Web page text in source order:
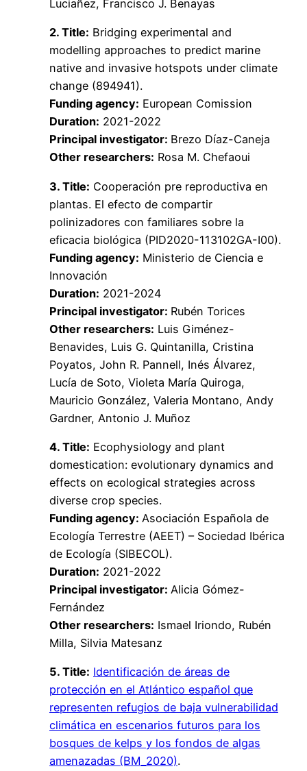
Luciañez, Francisco J. Benayas
2. Title: Bridging experimental and
modelling approaches to predict marine
native and invasive hotspots under climate
change (894941).
Funding agency: European Comission
Duration: 2021-2022
Principal investigator: Brezo Díaz-Caneja
Other researchers: Rosa M. Chefaoui
3. Title: Cooperación pre reproductiva en
plantas. El efecto de compartir
polinizadores con familiares sobre la
eficacia biológica (PID2020-113102GA-I00).
Funding agency: Ministerio de Ciencia e
Innovación
Duration: 2021-2024
Principal investigator: Rubén Torices
Other researchers: Luis Giménez-
Benavides, Luis G. Quintanilla, Cristina
Poyatos, John R. Pannell, Inés Álvarez,
Lucía de Soto, Violeta María Quiroga,
Mauricio González, Valeria Montano, Andy
Gardner, Antonio J. Muñoz
4. Title: Ecophysiology and plant
domestication: evolutionary dynamics and
effects on ecological strategies across
diverse crop species.
Funding agency: Asociación Española de
Ecología Terrestre (AEET) – Sociedad Ibérica
de Ecología (SIBECOL).
Duration: 2021-2022
Principal investigator: Alicia Gómez-
Fernández
Other researchers: Ismael Iriondo, Rubén
Milla, Silvia Matesanz
5. Title: Identificación de áreas de
protección en el Atlántico español que
representen refugios de baja vulnerabilidad
climática en escenarios futuros para los
bosques de kelps y los fondos de algas
amenazadas (BM_2020).